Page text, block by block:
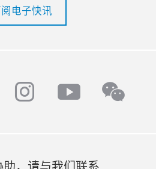
电子快讯
instagram
youtube